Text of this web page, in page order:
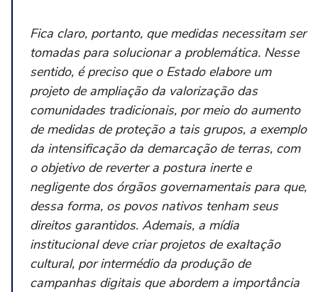
Fica claro, portanto, que medidas necessitam ser
tomadas para solucionar a problemática. Nesse
sentido, é preciso que o Estado elabore um
projeto de ampliação da valorização das
comunidades tradicionais, por meio do aumento
de medidas de proteção a tais grupos, a exemplo
da intensificação da demarcação de terras, com
o objetivo de reverter a postura inerte e
negligente dos órgãos governamentais para que,
dessa forma, os povos nativos tenham seus
direitos garantidos. Ademais, a mídia
institucional deve criar projetos de exaltação
cultural, por intermédio da produção de
campanhas digitais que abordem a importância